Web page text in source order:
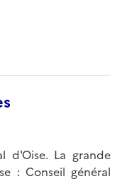
d'Oise. La grande
: Conseil général